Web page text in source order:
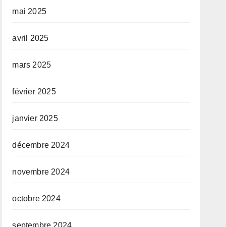
mai 2025
avril 2025
mars 2025
février 2025
janvier 2025
décembre 2024
novembre 2024
octobre 2024